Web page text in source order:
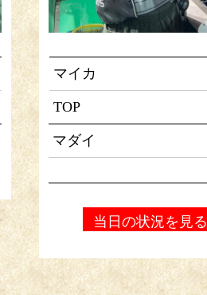
マイカ
TOP
マダイ
当日の状況を見る